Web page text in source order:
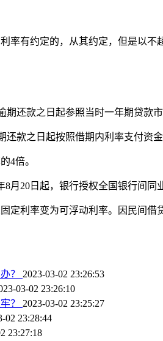
率有约定的，从其约定，但是以不
还款之日起参照当时一年期贷款
款之日起按照借期内利率支付资
4倍。
月20日起，银行授权全国银行间
定利率变为可浮动利率。因民间
？ 2023-03-02 23:26:53
03-02 23:26:10
？ 2023-03-02 23:25:27
02 23:28:44
23:27:18